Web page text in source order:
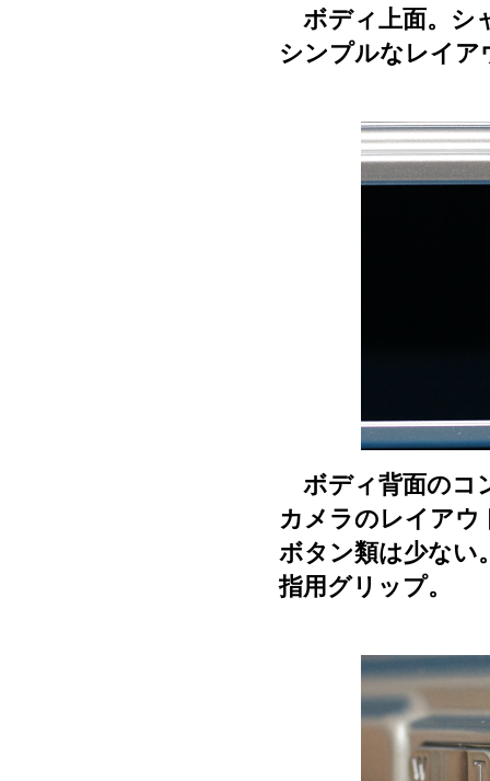
ボディ上面。シ
シンプルなレイア
ボディ背面のコ
カメラのレイアウ
ボタン類は少ない
指用グリップ。